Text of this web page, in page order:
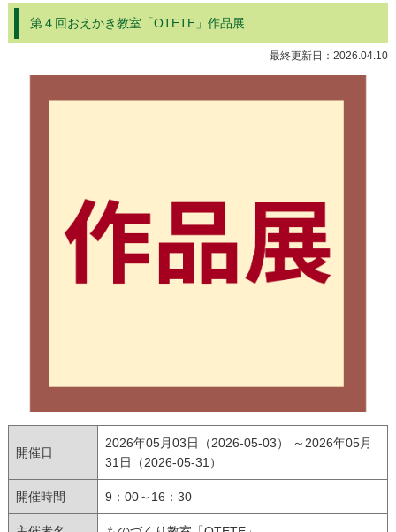
第４回おえかき教室「OTETE」作品展
最終更新日：2026.04.10
開催日
2026年05月03日（2026-05-03） ～2026年05月
31日（2026-05-31）
開催時間 9：00～16：30